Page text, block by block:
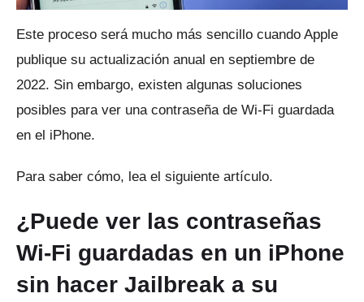
Este proceso será mucho más sencillo cuando Apple
publique su actualización anual en septiembre de
2022. Sin embargo, existen algunas soluciones
posibles para ver una contraseña de Wi-Fi guardada
en el iPhone.
Para saber cómo, lea el siguiente artículo.
¿Puede ver las contraseñas
Wi-Fi guardadas en un iPhone
sin hacer Jailbreak a su